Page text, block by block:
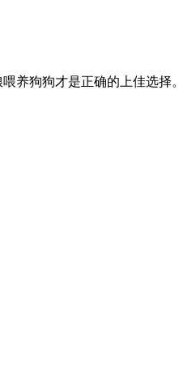
养狗狗才是正确的上佳选择。